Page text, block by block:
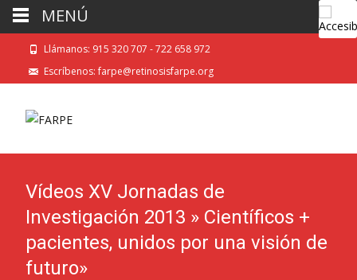
Llámanos: 915 320 707 - 722 658 972
Escríbenos: farpe@retinosisfarpe.org
Vídeos XV Jornadas de
Investigación 2013 » Científicos +
pacientes, unidos por una visión de
futuro»
MENÚ